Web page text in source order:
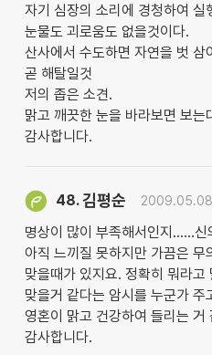
자기 심장의 소리에 경청하여 실
눈물도 괴로움도 없을것이다.
산사에서 수도하면 자연을 벗 삼
곧 해탈일것
저의 좁은 소견.
맑고 깨끗한 눈을 바라보면 보는
감사합니다.
48.김평순
명상이 많이 부족해서인지......신
아직 느끼질 못하지만 가끔은 무
맞을때가 있지요. 정확히 뭐라고
맞을거 같다는 암시를 누군가 주
영혼이 맑고 건강하여 들리는 거
감사합니다.